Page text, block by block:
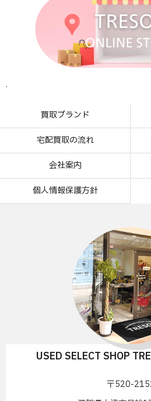
.
買取ブランド
宅配買取の流れ
会社案内
個人情報保護方針
USED SELECT SHOP
〒520-